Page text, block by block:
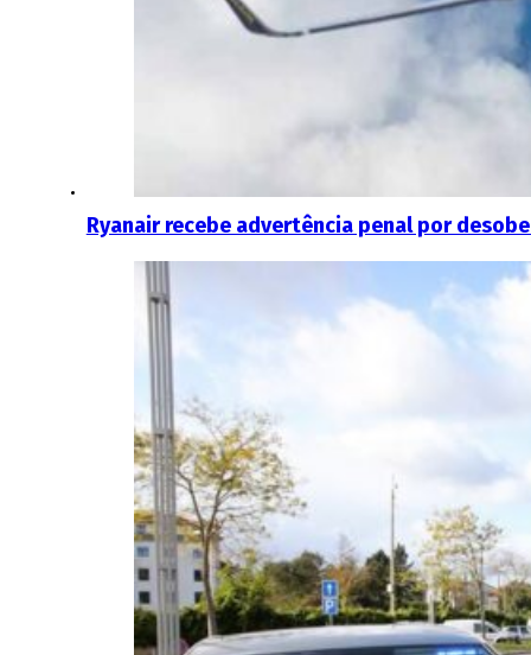
Ryanair recebe advertência penal por